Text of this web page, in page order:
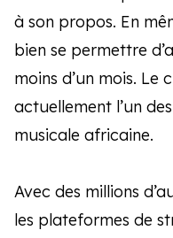
à son propos. En
bien se permettre
moins d’un mois. Le
actuellement l’un
musicale africaine.
Avec des millions
les plateformes de